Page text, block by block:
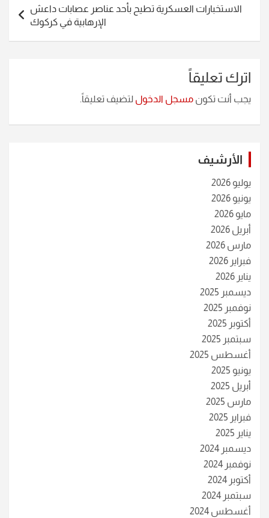
الاستخبارات العسكرية تطيح بأحد عناصر عصابات داعش
الإرهابية في كركوك
اترك تعليقاً
يجب أنت تكون مسجل الدخول لتضيف تعليقاً.
الأرشيف
يوليو 2026
يونيو 2026
مايو 2026
أبريل 2026
مارس 2026
فبراير 2026
يناير 2026
ديسمبر 2025
نوفمبر 2025
أكتوبر 2025
سبتمبر 2025
أغسطس 2025
يونيو 2025
أبريل 2025
مارس 2025
فبراير 2025
يناير 2025
ديسمبر 2024
نوفمبر 2024
أكتوبر 2024
سبتمبر 2024
أغسطس 2024